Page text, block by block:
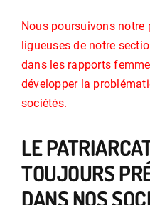
Nous poursuivons notre
ligueuses de notre
dans les rapports
développer la
sociétés.
LE
TOUJOURS
DANS NOS